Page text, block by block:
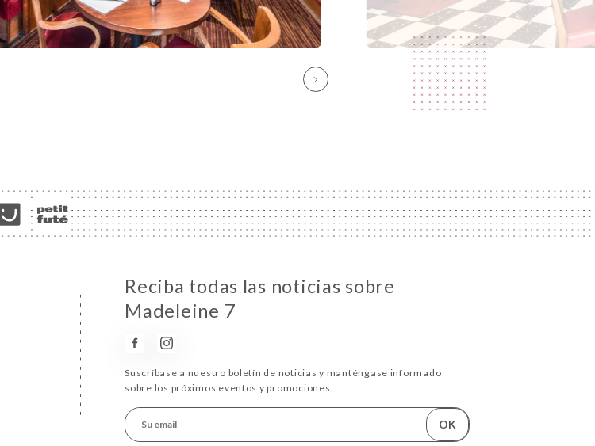
Reciba todas las noticias sobre
Madeleine 7
Suscríbase a nuestro boletín de noticias y manténgase informado
sobre los próximos eventos y promociones.
OK